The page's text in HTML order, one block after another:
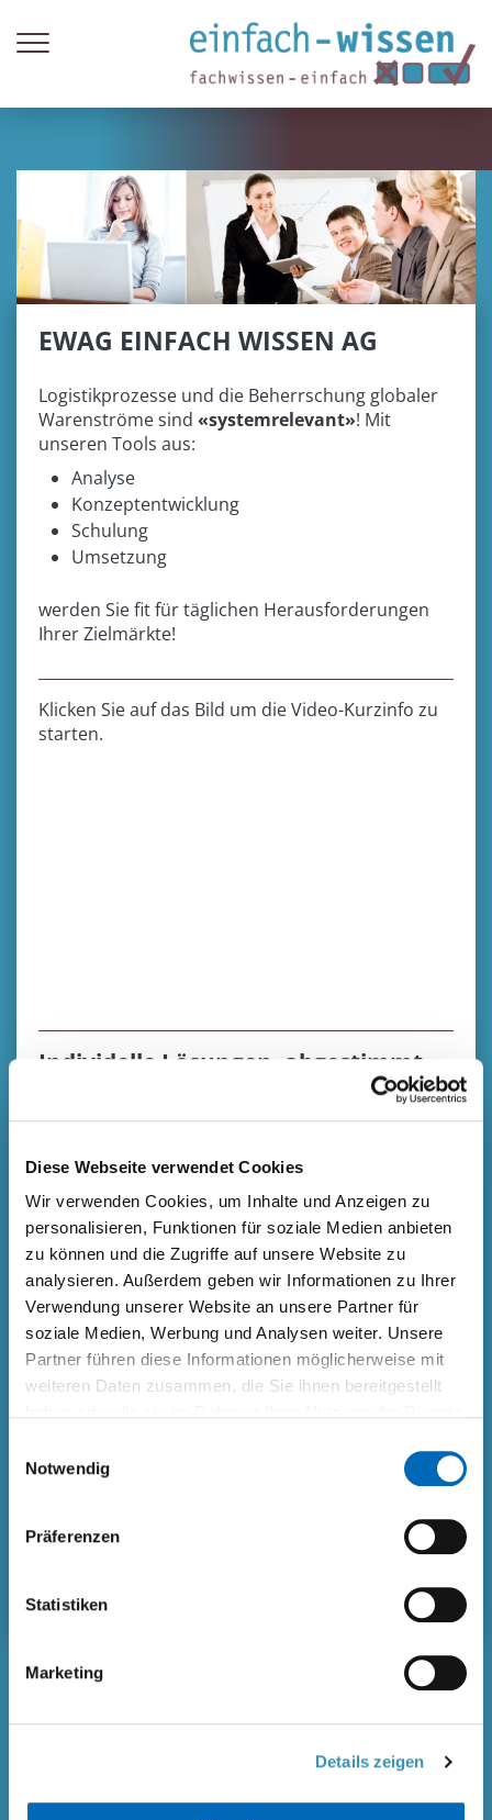
Diese Webseite verwendet Cookies
Wir verwenden Cookies, um Inhalte und Anzeigen zu
personalisieren, Funktionen für soziale Medien anbieten
zu können und die Zugriffe auf unsere Website zu
analysieren. Außerdem geben wir Informationen zu Ihrer
Verwendung unserer Website an unsere Partner für
soziale Medien, Werbung und Analysen weiter. Unsere
Partner führen diese Informationen möglicherweise mit
weiteren Daten zusammen, die Sie ihnen bereitgestellt
Notwendig
Präferenzen
Statistiken
Marketing
Details zeigen
EWAG EINFACH WISSEN AG
Logistikprozesse und die Beherrschung globaler
Warenströme sind «systemrelevant»! Mit
unseren Tools aus:
Analyse
Konzeptentwicklung
Schulung
Umsetzung
werden Sie fit für täglichen Herausforderungen
Ihrer Zielmärkte!
Klicken Sie auf das Bild um die Video-Kurzinfo zu
starten.
Individelle Lösungen, abgestimmt
Jedes Unternehmen ist anders, also braucht es
Handlungsbedarfs
Arbeitspakete zur Umsetzung von
Massnahmen
Individuelle Schulungen zur
Umsetzungsbegleitung
Wissensmanagement für die Organisation
Qualifikationsmatrix
Soll-IST Analyse
Know-how Management
Gerne stellen wir Ihnen ein massgeschneidertes